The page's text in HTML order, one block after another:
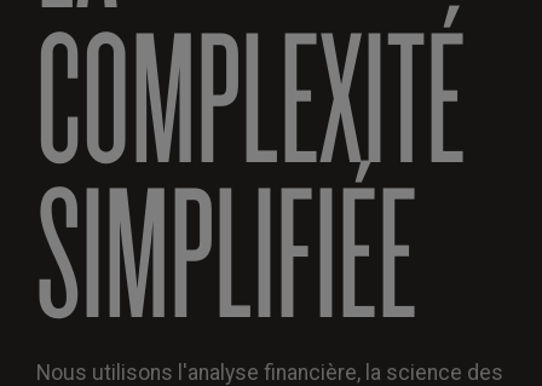
COMPLEXITÉ
SIMPLIFIÉE
Nous utilisons l'analyse financière, la science des